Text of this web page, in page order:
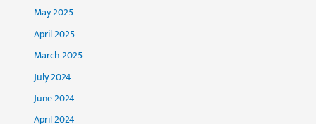
May 2025
April 2025
March 2025
July 2024
June 2024
April 2024